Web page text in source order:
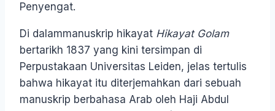
Penyengat.
Di dalammanuskrip hikayat Hikayat Golam
bertarikh 1837 yang kini tersimpan di
Perpustakaan Universitas Leiden, jelas tertulis
bahwa hikayat itu diterjemahkan dari sebuah
manuskrip berbahasa Arab oleh Haji Abdul